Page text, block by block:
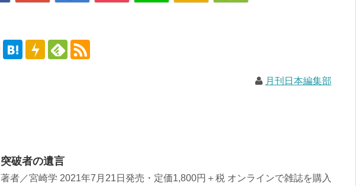
月刊日本編集部
突破者の遺言
著者／宮崎学 2021年7月21日発売・定価1,800円＋税 オンラインで雑誌を購入